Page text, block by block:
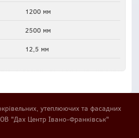
1200 мм
2500 мм
12,5 мм
утеплюючих та фасадних
"Дах Центр Івано-Франківськ"